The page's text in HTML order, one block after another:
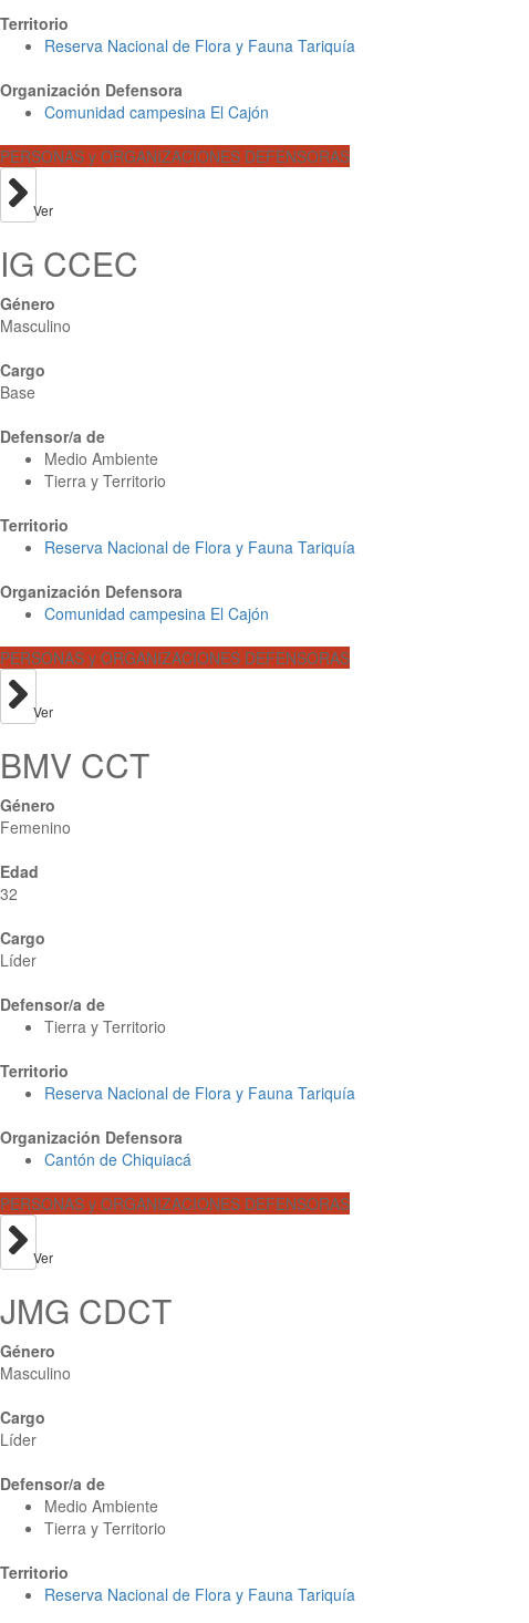
Territorio
Reserva Nacional de Flora y Fauna Tariquía
Organización Defensora
Comunidad campesina El Cajón
PERSONAS y ORGANIZACIONES DEFENSORAS
Ver
IG CCEC
Género
Masculino
Cargo
Base
Defensor/a de
Medio Ambiente
Tierra y Territorio
Territorio
Reserva Nacional de Flora y Fauna Tariquía
Organización Defensora
Comunidad campesina El Cajón
PERSONAS y ORGANIZACIONES DEFENSORAS
Ver
BMV CCT
Género
Femenino
Edad
32
Cargo
Líder
Defensor/a de
Tierra y Territorio
Territorio
Reserva Nacional de Flora y Fauna Tariquía
Organización Defensora
Cantón de Chiquiacá
PERSONAS y ORGANIZACIONES DEFENSORAS
Ver
JMG CDCT
Género
Masculino
Cargo
Líder
Defensor/a de
Medio Ambiente
Tierra y Territorio
Territorio
Reserva Nacional de Flora y Fauna Tariquía